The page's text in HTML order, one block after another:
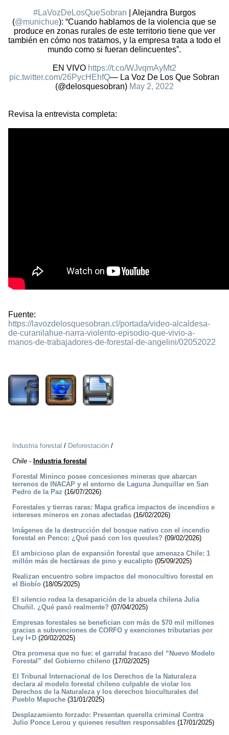
#LaVozDeLosQueSobran | Alejandra Burgos
(@munichue): “Cuando hablamos de la violencia que se
produce en zonas rurales de este territorio tiene que ver
también en cómo nos tratamos, y la empresa trata a todo el
mundo como si fueran delincuentes”.
EN VIVO https://t.co/WJvqmAyMt2
pic.twitter.com/26PycHEhfQ— La Voz De Los Que Sobran
(@delosquesobran) May 2, 2022
Revisa la entrevista completa:
Fuente:
https://lavozdelosquesobran.cl/portada/video-alcaldesa-
de-curanilahue-narra-violento-episodio-que-vivio-a-
manos-de-trabajadores-de-forestal-de-angelini/02052022
Industria forestal / Deforestación /
Chile - Industria forestal
Forestal Mininco posee concesiones mineras que abarcan
terrenos de INACAP y el entorno de Laguna Junquillar en San
Pedro de la Paz (16/07/2026)
Forestales y tierras raras: Mapa grafica impactos de incendios e
intereses mineros en zonas afectadas (16/02/2026)
Imágenes de la destrucción del bosque nativo con el incendio
forestal en Penco: ¿Qué pasó con los queules? (09/02/2026)
El ambicioso plan de expansión forestal que amenaza Chile: 1
millón más de hectáreas de pino y eucalipto (05/09/2025)
Realizan encuentro sobre impactos del monocultivo forestal en
el Biobío (18/05/2025)
El silencio rodea la desaparición de la abuela chilena Julia
Chuñil. ¿Qué pasó realmente? (07/04/2025)
Empresas forestales se benefician con más de $70 mil millones
gracias a subvenciones de CORFO y exenciones tributarias por
Ley I+D (20/02/2025)
Otra promesa que no fue: el garrafal fracaso del “Nuevo Modelo
Forestal” del Gobierno chileno (17/02/2025)
El Tribunal Internacional de los Derechos de la Naturaleza
declara al modelo forestal chileno culpable de violar los
Derechos de la Naturaleza y los derechos bioculturales del
Pueblo Mapuche (31/01/2025)
Desplazamiento forzado: Presentan querella criminal Contra
Julio Ponce Lerou y quienes resulten responsables (17/01/2025)